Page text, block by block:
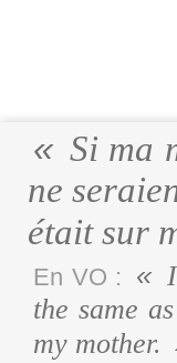
Si ma
ne
était sur
En VO :
the same
my mother.